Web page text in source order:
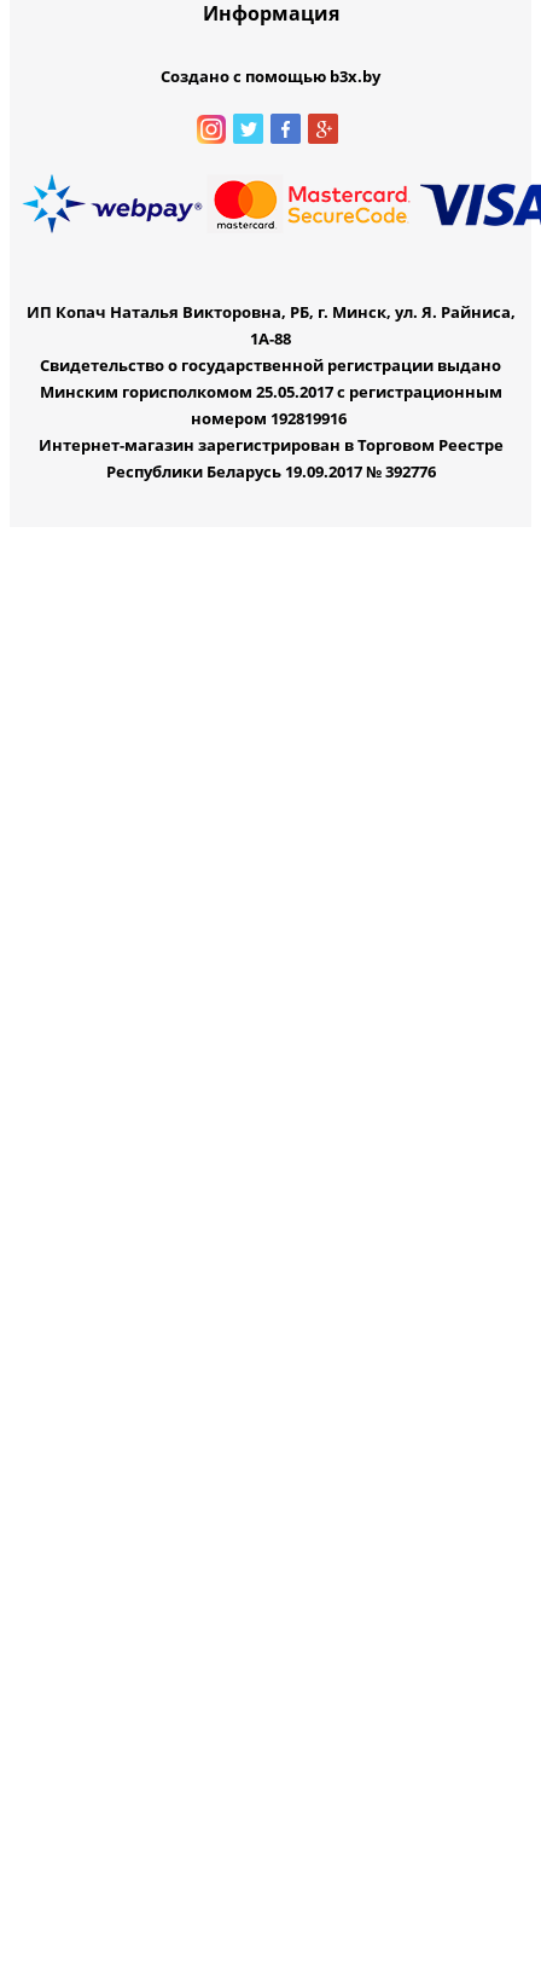
Информация
Создано с помощью b3x.by
ИП Копач Наталья Викторовна, РБ, г. Минск, ул. Я. Райниса,
1А-88
Свидетельство о государственной регистрации выдано
Минским горисполкомом 25.05.2017 с регистрационным
номером 192819916
Интернет-магазин зарегистрирован в Торговом Реестре
Республики Беларусь 19.09.2017 № 392776